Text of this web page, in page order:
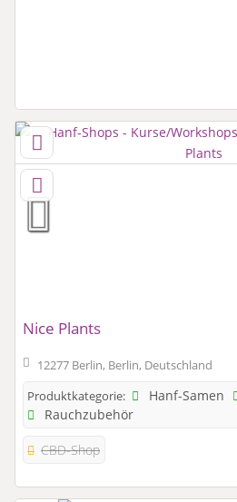
Nice Plants
12277 Berlin, Berlin, Deutschland
Produktkategorie:
Hanf-Samen
Rauchzubehör
CBD-Shop